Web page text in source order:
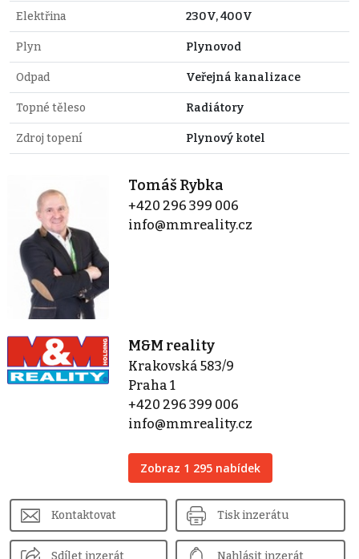
Elektřina 230V, 400V
Plyn Plynovod
Odpad Veřejná kanalizace
Topné těleso Radiátory
Zdroj topení Plynový kotel
Tomáš Rybka
+420 296 399 006
info@mmreality.cz
M&M reality
Krakovská 583/9
Praha 1
+420 296 399 006
info@mmreality.cz
Zobraz 1 295 nabídek
Kontaktovat Tisk inzerátu
Sdílet inzerát Nahlásit inzerát